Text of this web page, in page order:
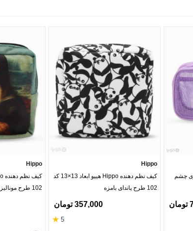
چشم
Hippo
کیف نظم دهنده Hippo هیپو ابعاد 13×13 کد
102 طرح پاندای بامزه
357,000 تومان
5
★
Hippo
102 طرح مونالیزا